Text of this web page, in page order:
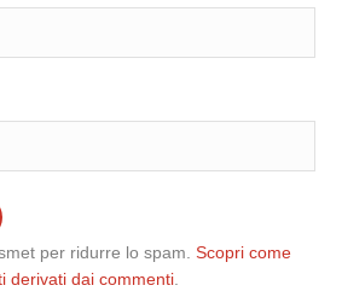
per ridurre lo spam.Scopri come
derivati dai commenti